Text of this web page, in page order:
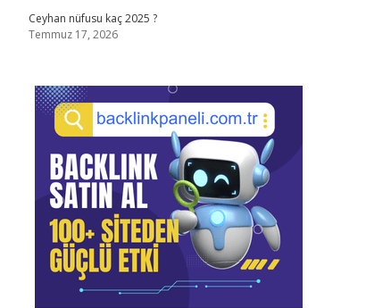
Ceyhan nüfusu kaç 2025 ?
Temmuz 17, 2026